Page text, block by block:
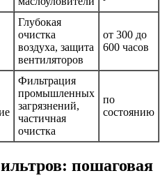
Глубокая
очистка
воздуха, защита
вентиляторов
от 300 до
600 часов
Фильтрация
промышленных
загрязнений,
частичная
очистка
по
состоянию
пошаговая